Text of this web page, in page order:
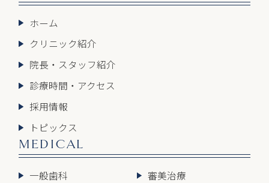
ホーム
クリニック紹介
院長・スタッフ紹介
診療時間・アクセス
採用情報
トピックス
MEDICAL
一般歯科
審美治療